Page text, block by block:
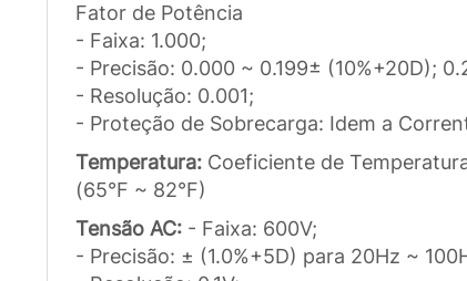
Fator de Potência
- Faixa: 1.000;
- Precisão: 0.000 ~ 0.199± (10%+20D);
- Resolução: 0.001;
- Proteção de Sobrecarga: Idem a
Temperatura: Coeficiente de
(65°F ~ 82°F)
Tensão AC: - Faixa: 600V;
- Precisão: ± (1.0%+5D) para 20Hz ~